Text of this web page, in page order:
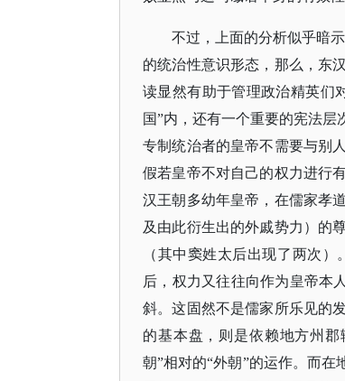
不过，上面的分析似乎暗
的统治性意识形态，那么，东
读显然有助于管理政治精英们
国”内，还有一个重要的宪法
专制统治者的皇帝不需要与别
假若皇帝不对自己的权力进行
汉王朝多幼年皇帝，在儒家孝
及由此衍生出的外戚势力）的
（其中窦姓太后出现了两次
后，权力又往往向作为皇帝本
斜。这固然不是儒家所乐见的
的基本盘，则是依赖地方州
朝”相对的“外朝”的运作。而